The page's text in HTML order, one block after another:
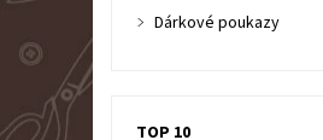
Dárkové poukazy
TOP 10